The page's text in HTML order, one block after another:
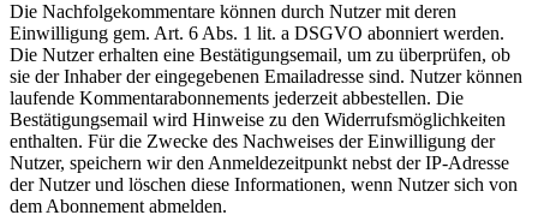
Die Nachfolgekommentare können durch Nutzer mit deren
Einwilligung gem. Art. 6 Abs. 1 lit. a DSGVO abonniert werden.
Die Nutzer erhalten eine Bestätigungsemail, um zu überprüfen, ob
sie der Inhaber der eingegebenen Emailadresse sind. Nutzer können
laufende Kommentarabonnements jederzeit abbestellen. Die
Bestätigungsemail wird Hinweise zu den Widerrufsmöglichkeiten
enthalten. Für die Zwecke des Nachweises der Einwilligung der
Nutzer, speichern wir den Anmeldezeitpunkt nebst der IP-Adresse
der Nutzer und löschen diese Informationen, wenn Nutzer sich von
dem Abonnement abmelden.